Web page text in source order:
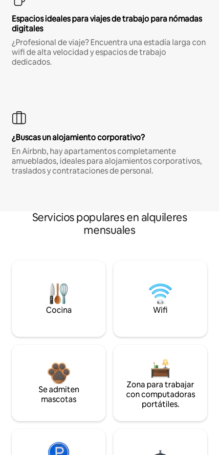
Espacios ideales para viajes de trabajo para nómadas
digitales
¿Profesional de viaje? Encuentra una estadía larga con
wifi de alta velocidad y espacios de trabajo
dedicados.
¿Buscas un alojamiento corporativo?
En Airbnb, hay apartamentos completamente
amueblados, ideales para alojamientos corporativos,
traslados y contrataciones de personal.
Servicios populares en alquileres
mensuales
Cocina Wifi
Se admiten
mascotas
Zona para trabajar
con computadoras
portátiles.